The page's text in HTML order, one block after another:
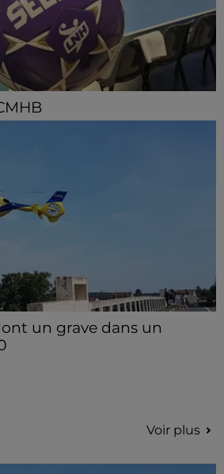
un grave dans un
Voir plus